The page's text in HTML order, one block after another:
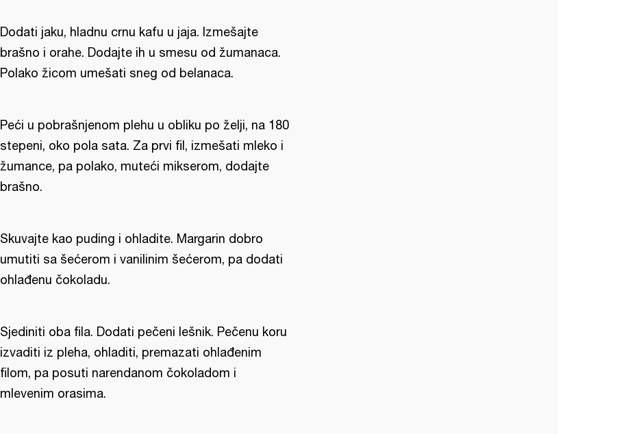
Dodati jaku, hladnu crnu kafu u jaja. Izmešajte
brašno i orahe. Dodajte ih u smesu od žumanaca.
Polako žicom umešati sneg od belanaca.
Peći u pobrašnjenom plehu u obliku po želji, na 180
stepeni, oko pola sata. Za prvi fil, izmešati mleko i
žumance, pa polako, muteći mikserom, dodajte
brašno.
Skuvajte kao puding i ohladite. Margarin dobro
umutiti sa šećerom i vanilinim šećerom, pa dodati
ohlađenu čokoladu.
Sjediniti oba fila. Dodati pečeni lešnik. Pečenu koru
izvaditi iz pleha, ohladiti, premazati ohlađenim
filom, pa posuti narendanom čokoladom i
mlevenim orasima.